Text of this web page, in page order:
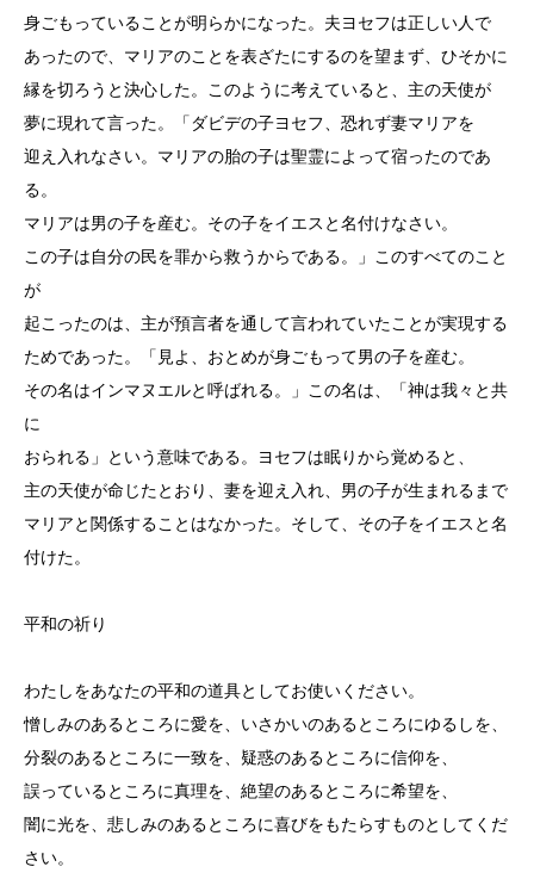
身ごもっていることが明らかになった。夫ヨセフは正しい人で
あったので、マリアのことを表ざたにするのを望まず、ひそかに
縁を切ろうと決心した。このように考えていると、主の天使が
夢に現れて言った。「ダビデの子ヨセフ、恐れず妻マリアを
迎え入れなさい。マリアの胎の子は聖霊によって宿ったのであ
る。
マリアは男の子を産む。その子をイエスと名付けなさい。
この子は自分の民を罪から救うからである。」このすべてのこと
が
起こったのは、主が預言者を通して言われていたことが実現する
ためであった。「見よ、おとめが身ごもって男の子を産む。
その名はインマヌエルと呼ばれる。」この名は、「神は我々と共
に
おられる」という意味である。ヨセフは眠りから覚めると、
主の天使が命じたとおり、妻を迎え入れ、男の子が生まれるまで
マリアと関係することはなかった。そして、その子をイエスと名
付けた。
平和の祈り
わたしをあなたの平和の道具としてお使いください。
憎しみのあるところに愛を、いさかいのあるところにゆるしを、
分裂のあるところに一致を、疑惑のあるところに信仰を、
誤っているところに真理を、絶望のあるところに希望を、
闇に光を、悲しみのあるところに喜びをもたらすものとしてくだ
さい。